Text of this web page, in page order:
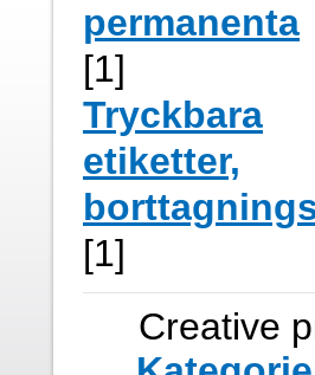
permanenta
[1]
Tryckbara
etiketter,
[1]
Creative